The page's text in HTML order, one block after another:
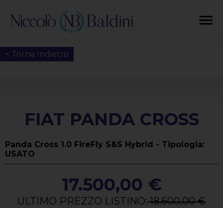
< Torna Indietro
FIAT PANDA CROSS
Panda Cross 1.0 FireFly S&S Hybrid - Tipologia:
USATO
17.500,00 €
ULTIMO PREZZO LISTINO:18.600,00 €